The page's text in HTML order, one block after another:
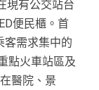
現有公交站台
便民櫃。首
客需求集中的
點火車站區及
醫院、景